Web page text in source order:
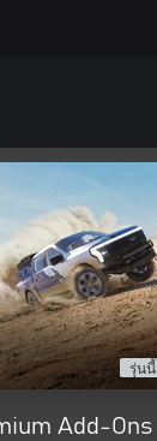
รุ่นนี้
Add-Ons